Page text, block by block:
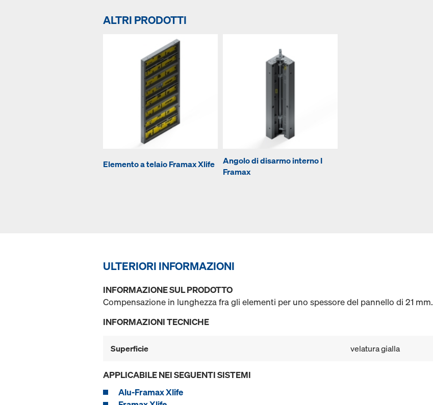
ALTRI PRODOTTI
Elemento a telaio Framax Xlife
Angolo di disarmo interno I
Framax
ULTERIORI INFORMAZIONI
INFORMAZIONE SUL PRODOTTO
Compensazione in lunghezza fra gli elementi per uno spessore del pannello di 21 mm.
INFORMAZIONI TECNICHE
Superficie velatura gialla
APPLICABILE NEI SEGUENTI SISTEMI
Alu-Framax Xlife